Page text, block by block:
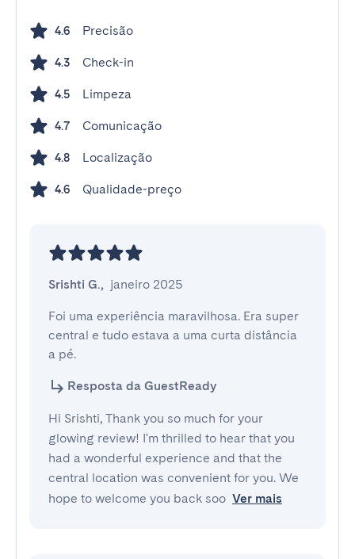
4.6 Precisão
4.3 Check-in
4.5 Limpeza
4.7 Comunicação
4.8 Localização
4.6 Qualidade-preço
Srishti G., janeiro 2025
Foi uma experiência maravilhosa. Era super
central e tudo estava a uma curta distância
a pé.
Resposta da GuestReady
Hi Srishti, Thank you so much for your
glowing review! I'm thrilled to hear that you
had a wonderful experience and that the
central location was convenient for you. We
hope to welcome you back soo Ver mais